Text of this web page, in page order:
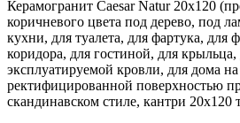
Керамогранит Caesar Natur 20x120
коричневого цвета под дерево, под
кухни, для туалета, для фартука, для
коридора, для гостиной, для крыльца,
эксплуатируемой кровли, для дома на
ректифицированной поверхностью
скандинавском стиле, кантри